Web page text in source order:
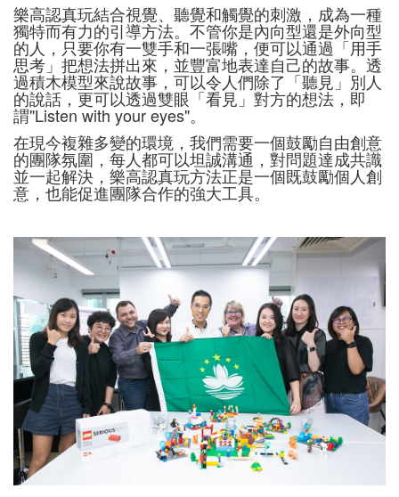
樂高認真玩結合視覺、聽覺和觸覺的刺激，成為一種
獨特而有力的引導方法。不管你是內向型還是外向型
的人，只要你有一雙手和一張嘴，便可以通過「用手
思考」把想法拼出來，並豐富地表達自己的故事。透
過積木模型來說故事，可以令人們除了「聽見」別人
的說話，更可以透過雙眼「看見」對方的想法，即
謂"Listen with your eyes"。
在現今複雜多變的環境，我們需要一個鼓勵自由創意
的團隊氛圍，每人都可以坦誠溝通，對問題達成共識
並一起解決，樂高認真玩方法正是一個既鼓勵個人創
意，也能促進團隊合作的強大工具。